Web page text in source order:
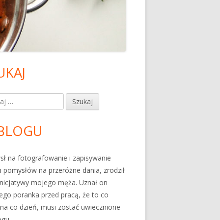
na fotografowanie i zapisywanie
pomysłów na przeróżne dania, zrodził
mojego męża. Uznał on
poranka przed pracą, że to co
co dzień, musi zostać uwiecznione